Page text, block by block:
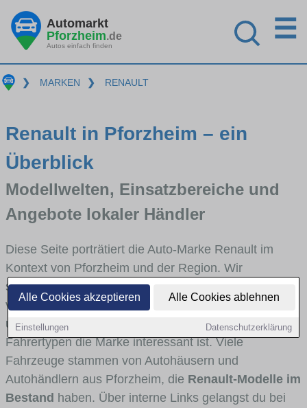
Alle Cookies akzeptieren Alle Cookies ablehnen
Einstellungen Datenschutzerklärung
Automarkt
Pforzheim.de
Autos einfach finden
☰
❯ MARKEN ❯ RENAULT
Renault in Pforzheim – ein
Überblick
Modellwelten, Einsatzbereiche und
Angebote lokaler Händler
Diese Seite porträtiert die Auto-Marke Renault im
Kontext von Pforzheim und der Region. Wir
skizzieren, in welchen Fahrzeugklassen Renault stark
vertreten ist, welche Modellreihen häufig im Stadt-
und Umlandverkehr zu sehen sind und für welche
Fahrertypen die Marke interessant ist. Viele
Fahrzeuge stammen von Autohäusern und
Autohändlern aus Pforzheim, die Renault-Modelle im
Bestand haben. Über interne Links gelangst du bei